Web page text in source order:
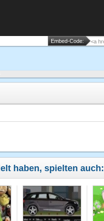
Embed-Code:
haben, spielten auch: